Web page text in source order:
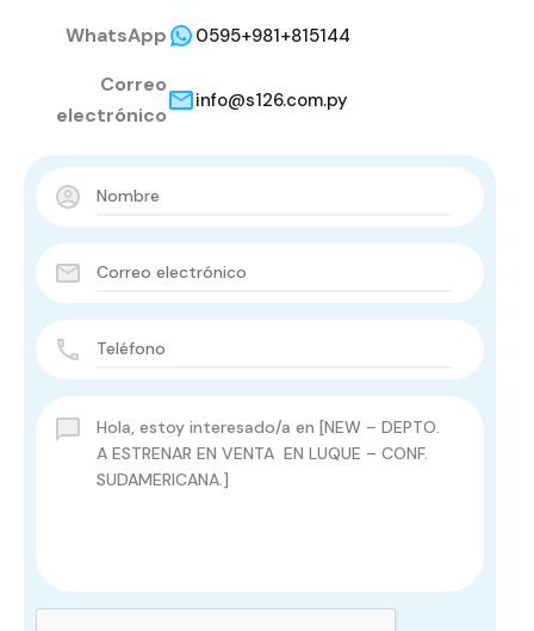
WhatsApp 0595+981+815144
Correo
electrónico
info@s126.com.py